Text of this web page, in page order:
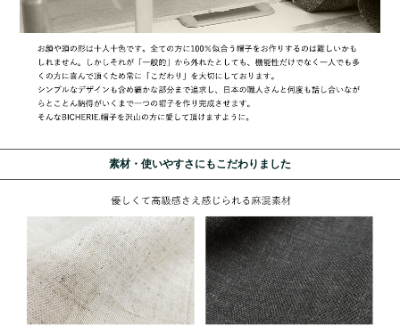
素材・使いやすさにもこだわりました